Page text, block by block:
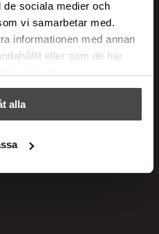
de sociala medier och
vi samarbetar med.
informationen med annan
eller som de har
alla